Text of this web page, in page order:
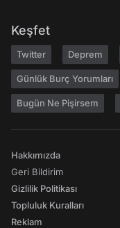
Keşfet
Twitter Deprem
Günlük Burç Yorumları
Bugün Ne Pişirsem
Hakkımızda
Geri Bildirim
Gizlilik Politikası
Topluluk Kuralları
Reklam